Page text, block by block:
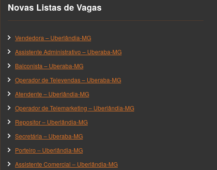
Novas Listas de Vagas
Vendedora – Uberlândia-MG
Assistente Administrativo – Uberaba-MG
Balconista – Uberaba-MG
Operador de Televendas – Uberaba-MG
Atendente – Uberlândia-MG
Operador de Telemarketing – Uberlândia-MG
Repositor – Uberlândia-MG
Secretária – Uberaba-MG
Porteiro – Uberlândia-MG
Assistente Comercial – Uberlândia-MG